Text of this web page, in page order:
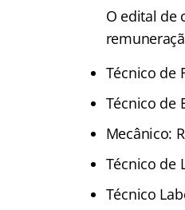
O edital de
Técnico de
Técnico de
Mecânico:
Técnico de
Técnico